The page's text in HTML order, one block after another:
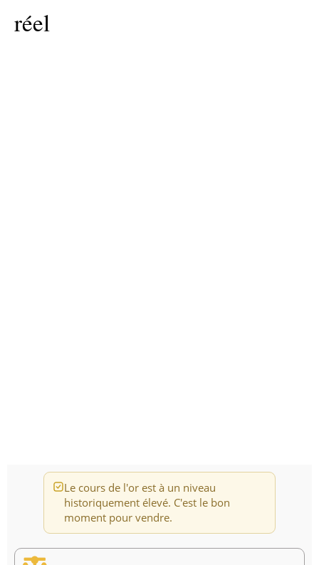
réel
Le cours de l'or est à un niveau
historiquement élevé. C'est le bon
moment pour vendre.